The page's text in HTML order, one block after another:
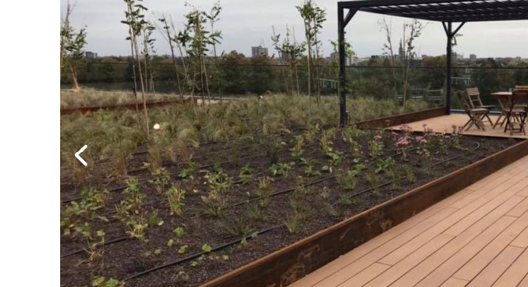
Previous